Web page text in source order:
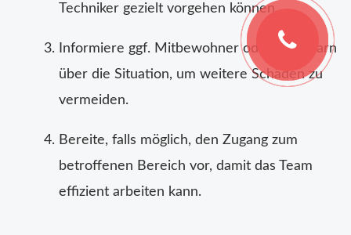
Techniker gezielt vorgehen können.
Informiere ggf. Mitbewohner oder Nachbarn
über die Situation, um weitere Schäden zu
vermeiden.
Bereite, falls möglich, den Zugang zum
betroffenen Bereich vor, damit das Team
effizient arbeiten kann.